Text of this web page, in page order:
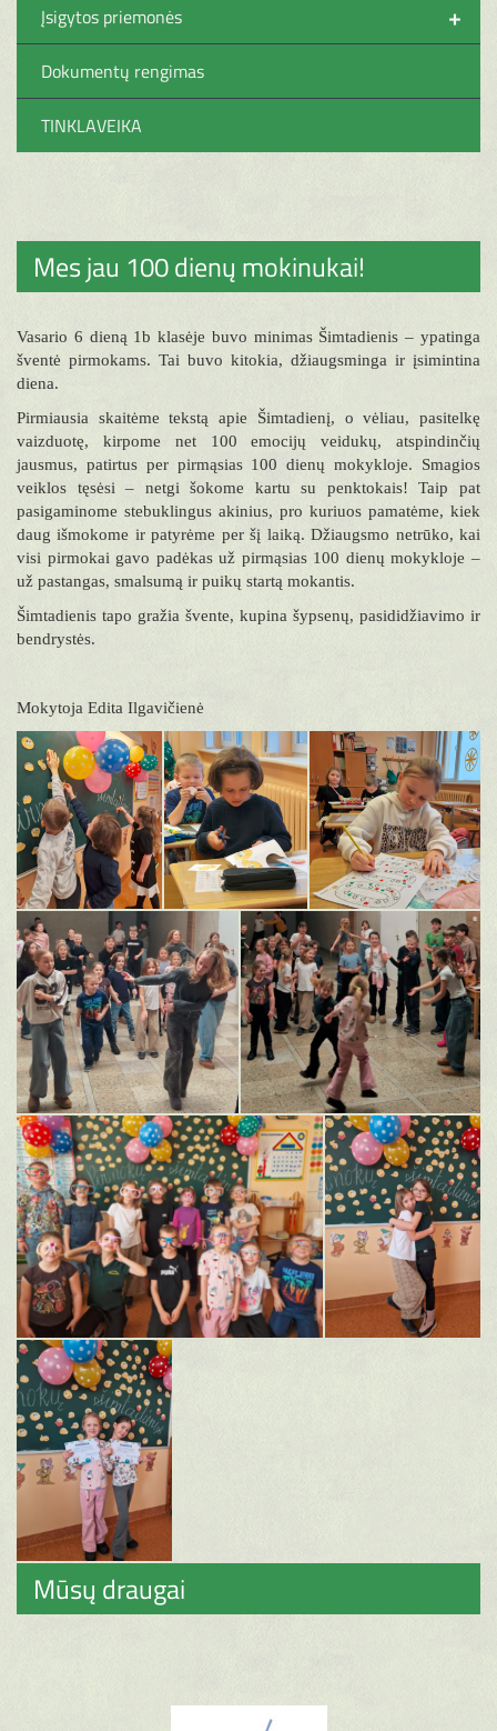
+
Įsigytos priemonės
Dokumentų rengimas
TINKLAVEIKA
Mes jau 100 dienų mokinukai!
Vasario 6 dieną 1b klasėje buvo minimas Šimtadienis – ypatinga
šventė pirmokams. Tai buvo kitokia, džiaugsminga ir įsimintina
diena.
Pirmiausia skaitėme tekstą apie Šimtadienį, o vėliau, pasitelkę
vaizduotę, kirpome net 100 emocijų veidukų, atspindinčių
jausmus, patirtus per pirmąsias 100 dienų mokykloje. Smagios
veiklos tęsėsi – netgi šokome kartu su penktokais! Taip pat
pasigaminome stebuklingus akinius, pro kuriuos pamatėme, kiek
daug išmokome ir patyrėme per šį laiką. Džiaugsmo netrūko, kai
visi pirmokai gavo padėkas už pirmąsias 100 dienų mokykloje –
už pastangas, smalsumą ir puikų startą mokantis.
Šimtadienis tapo gražia švente, kupina šypsenų, pasididžiavimo ir
bendrystės.
Mokytoja Edita Ilgavičienė
Mūsų draugai